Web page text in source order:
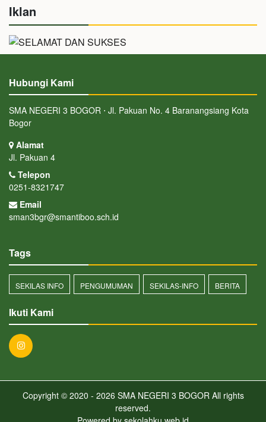
Iklan
Hubungi Kami
SMA NEGERI 3 BOGOR ⋅ Jl. Pakuan No. 4 Baranangsiang Kota
Bogor
Alamat
Jl. Pakuan 4
Telepon
0251-8321747
Email
sman3bgr@smantiboo.sch.id
Tags
SEKILAS INFO PENGUMUMAN SEKILAS-INFO BERITA
Ikuti Kami
Copyright © 2020 - 2026 SMA NEGERI 3 BOGOR All rights
reserved.